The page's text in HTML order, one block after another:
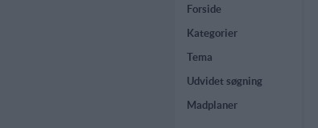
Forside
Kategorier
Tema
Udvidet søgning
Madplaner